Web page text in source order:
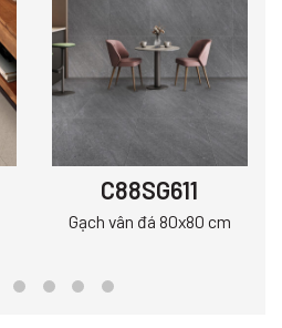
C88SG611
Gạch vân đá 80x80 cm